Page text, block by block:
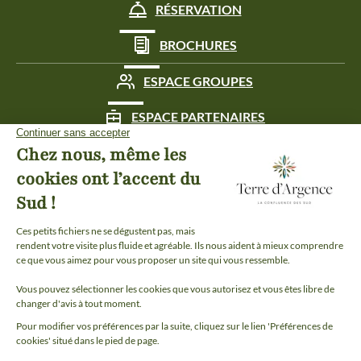
RÉSERVATION
BROCHURES
ESPACE GROUPES
ESPACE PARTENAIRES
ESPACE PRESSE
Plan du site-Mentions légales -Politique de confidentialité
Éditer mes cookies
IRIS Interactive
et lesconditions d'utilisationde Google s'appliquent.
Je peux t'aider ?